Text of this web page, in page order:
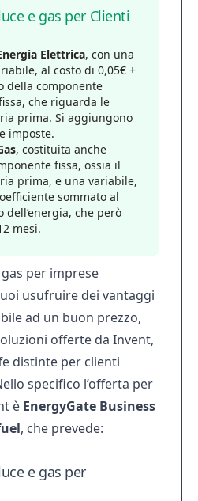
e gas per Clienti
Elettrica, con una
al costo di 0,05€ +
della componente
che riguarda le
prima. Si aggiungono
imposte.
, costituita anche
fissa, ossia il
prima, e una variabile,
sommato al
dell’energia, che però
mesi.
per imprese
usufruire dei vantaggi
ad un buon prezzo,
offerte da Invent,
distinte per clienti
specifico l’offerta per
è EnergyGate Business
, che prevede:
e gas per